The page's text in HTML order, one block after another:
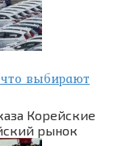
выбирают
Корейские
рынок